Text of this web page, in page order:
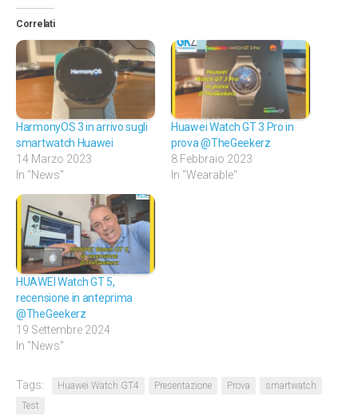
Correlati
HarmonyOS 3 in arrivo sugli
smartwatch Huawei
14 Marzo 2023
In "News"
Huawei Watch GT 3 Pro in
prova @TheGeekerz
8 Febbraio 2023
In "Wearable"
HUAWEI Watch GT 5,
recensione in anteprima
@TheGeekerz
19 Settembre 2024
In "News"
Tags: Huawei Watch GT4 Presentazione Prova
smartwatch
Test